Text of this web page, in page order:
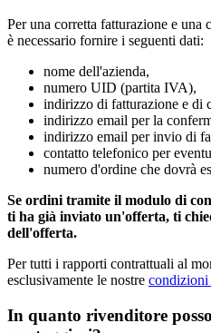
Per una corretta fatturazione e una
è necessario fornire i seguenti dati:
nome dell'azienda,
numero UID (partita IVA),
indirizzo di fatturazione e di
indirizzo email per la
indirizzo email per invio di
contatto telefonico per
numero d'ordine che dovrà
Se ordini tramite il modulo di
ti ha già inviato un'offerta, ti
dell'offerta.
Per tutti i rapporti contrattuali al
esclusivamente le nostre condizioni
In quanto rivenditore